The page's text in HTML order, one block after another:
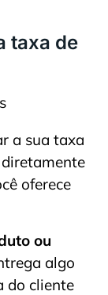
taxa de
a sua taxa
oferece
ou
algo
do cliente